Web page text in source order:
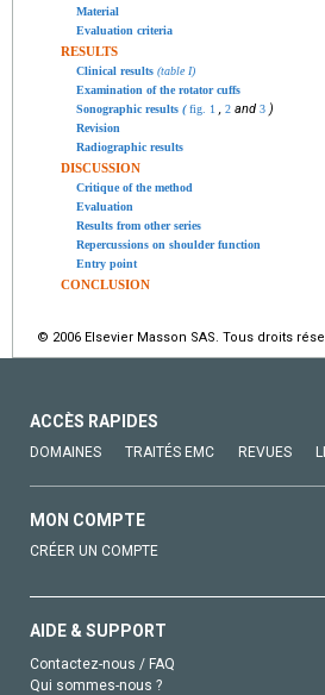
Material
Evaluation criteria
RESULTS
Clinical results (table I)
Examination of the rotator cuffs
Sonographic results ( fig. 1 , 2 and 3 )
Revision
Radiographic results
DISCUSSION
Critique of the method
Evaluation
Results from other series
Repercussions on shoulder function
Entry point
CONCLUSION
© 2006 Elsevier Masson SAS. Tous droits
ACCÈS RAPIDES
DOMAINES TRAITÉS EMC REVUES
MON COMPTE
CRÉER UN COMPTE
AIDE & SUPPORT
Contactez-nous / FAQ
Qui sommes-nous ?